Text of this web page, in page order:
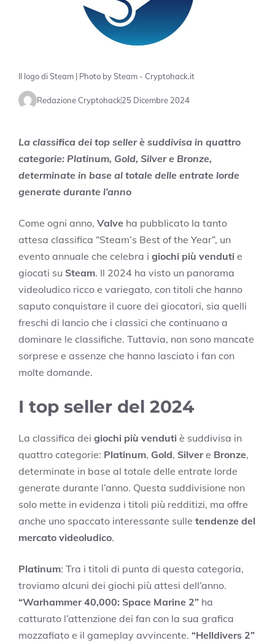
Il logo di Steam | Photo by Steam - Cryptohack.it
Redazione Cryptohack25 Dicembre 2024
La classifica dei top seller è suddivisa in quattro
categorie: Platinum, Gold, Silver e Bronze,
determinate in base al totale delle entrate lorde
generate durante l’anno
Come ogni anno, Valve ha pubblicato la tanto
attesa classifica “Steam’s Best of the Year”, un
evento annuale che celebra i giochi più venduti e
giocati su Steam. Il 2024 ha visto un panorama
videoludico ricco e variegato, con titoli che hanno
saputo conquistare il cuore dei giocatori, sia quelli
freschi di lancio che i classici che continuano a
dominare le classifiche. Tuttavia, non sono mancate
sorprese e assenze che hanno lasciato i fan con
molte domande.
I top seller del 2024
La classifica dei giochi più venduti è suddivisa in
quattro categorie: Platinum, Gold, Silvere Bronze,
determinate in base al totale delle entrate lorde
generate durante l’anno. Questa suddivisione non
solo mette in evidenza i titoli più redditizi, ma offre
anche uno spaccato interessante sulle tendenze del
mercato videoludico.
Platinum: Tra i titoli di punta di questa categoria,
troviamo alcuni dei giochi più attesi dell’anno.
“Warhammer 40,000: Space Marine 2” ha
catturato l’attenzione dei fan con la sua grafica
mozzafiato e il gameplay avvincente. “Helldivers 2”